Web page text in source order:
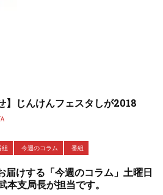
】じんけんフェスタしが2018
組 今週のコラム 番組
届けする「今週のコラム」土曜日
本支局長が担当です。